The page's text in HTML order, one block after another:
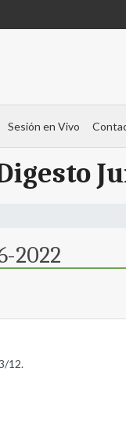
Sesión en Vivo
2022
12.